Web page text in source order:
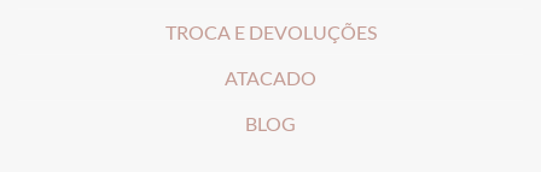
TROCA E DEVOLUÇÕES
ATACADO
BLOG